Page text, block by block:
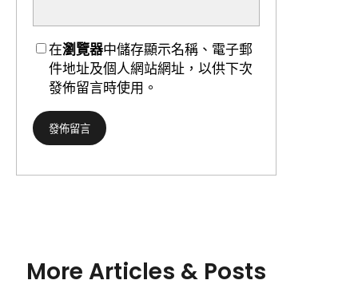
在瀏覽器中儲存顯示名稱、電子郵
件地址及個人網站網址，以供下次
發佈留言時使用。
More Articles & Posts